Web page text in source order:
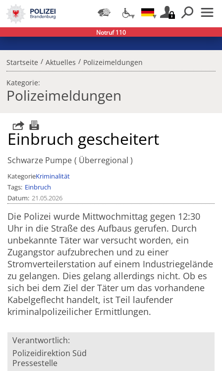
Startseite / Aktuelles / Polizeimeldungen
Kategorie:
Polizeimeldungen
Einbruch gescheitert
Schwarze Pumpe Überregional
KategorieKriminalität
Tags Einbruch
Datum 21.05.2026
Die Polizei wurde Mittwochmittag gegen 12:30
Uhr in die Straße des Aufbaus gerufen. Durch
unbekannte Täter war versucht worden, ein
Zugangstor aufzubrechen und zu einer
Stromverteilerstation auf einem Industriegelände
zu gelangen. Dies gelang allerdings nicht. Ob es
sich bei dem Ziel der Täter um das vorhandene
Kabelgeflecht handelt, ist Teil laufender
kriminalpolizeilicher Ermittlungen.
Verantwortlich:
Polizeidirektion Süd
Pressestelle
Notruf 110